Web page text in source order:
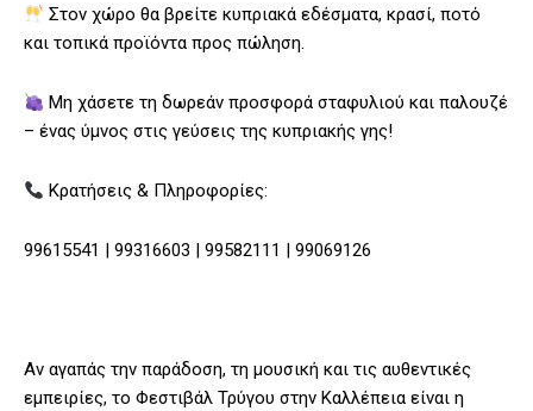
Στον χώρο θα βρείτε κυπριακά εδέσματα, κρασί, ποτό
και τοπικά προϊόντα προς πώληση.
Μη χάσετε τη δωρεάν προσφορά σταφυλιού και παλουζέ
– ένας ύμνος στις γεύσεις της κυπριακής γης!
Κρατήσεις & Πληροφορίες:
99615541 | 99316603 | 99582111 | 99069126
Αν αγαπάς την παράδοση, τη μουσική και τις αυθεντικές
εμπειρίες, το Φεστιβάλ Τρύγου στην Καλλέπεια είναι η